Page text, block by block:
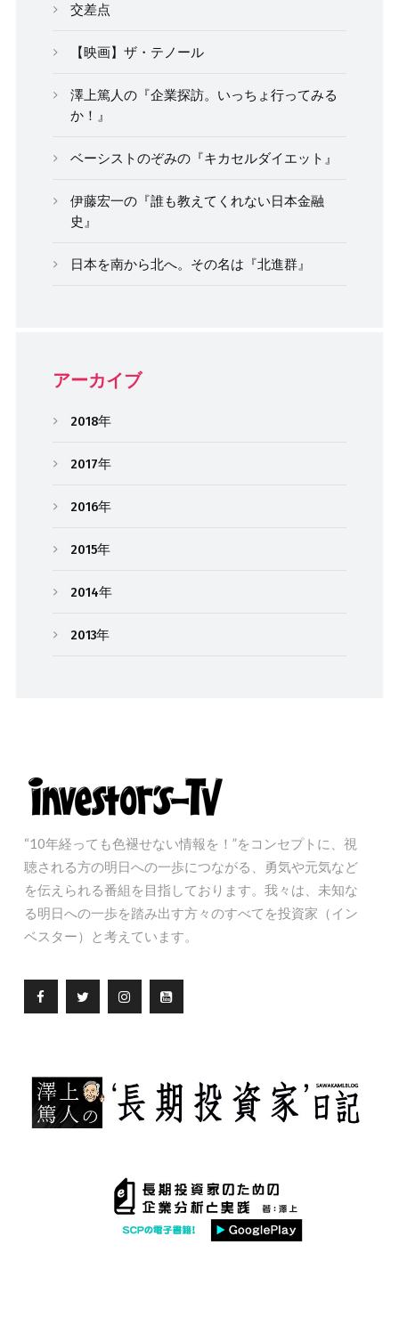
交差点
【映画】ザ・テノール
澤上篤人の『企業探訪。いっちょ行ってみる
か！』
ベーシストのぞみの『キカセルダイエット』
伊藤宏一の『誰も教えてくれない日本金融
史』
日本を南から北へ。その名は『北進群』
アーカイブ
2018年
2017年
2016年
2015年
2014年
2013年
“10年経っても色褪せない情報を！”をコンセプトに、視
聴される方の明日への一歩につながる、勇気や元気など
を伝えられる番組を目指しております。我々は、未知な
る明日への一歩を踏み出す方々のすべてを投資家（イン
ベスター）と考えています。